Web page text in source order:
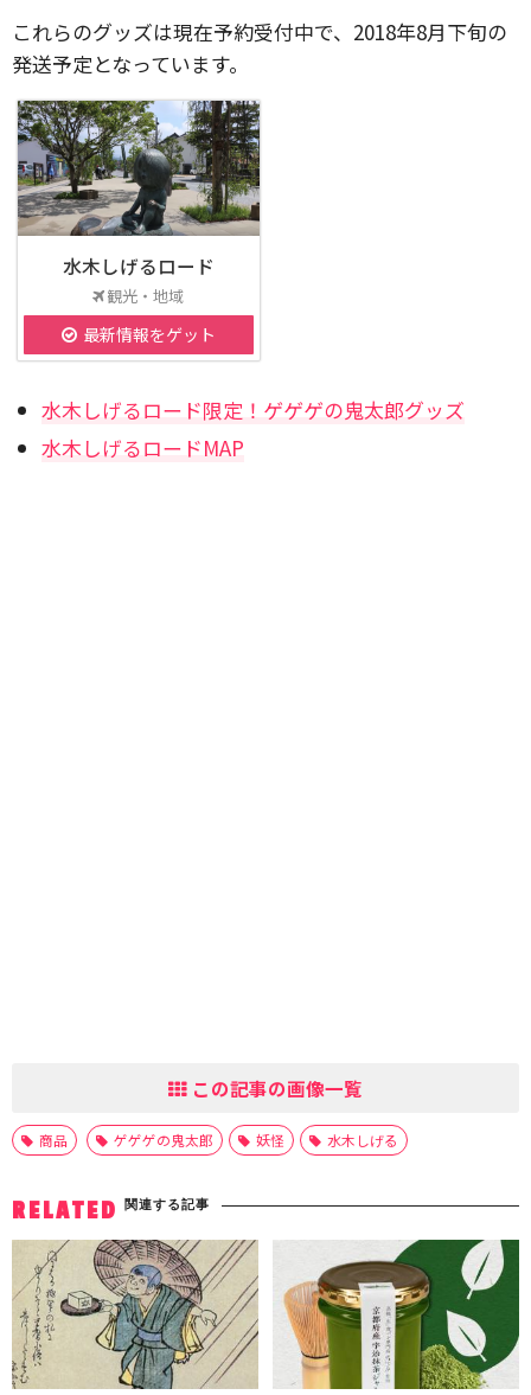
これらのグッズは現在予約受付中で、2018年8月下旬の
発送予定となっています。
水木しげるロード
観光・地域
最新情報をゲット
水木しげるロード限定！ゲゲゲの鬼太郎グッズ
水木しげるロードMAP
この記事の画像一覧
商品 ゲゲゲの鬼太郎 妖怪 水木しげる
RELATED 関連する記事